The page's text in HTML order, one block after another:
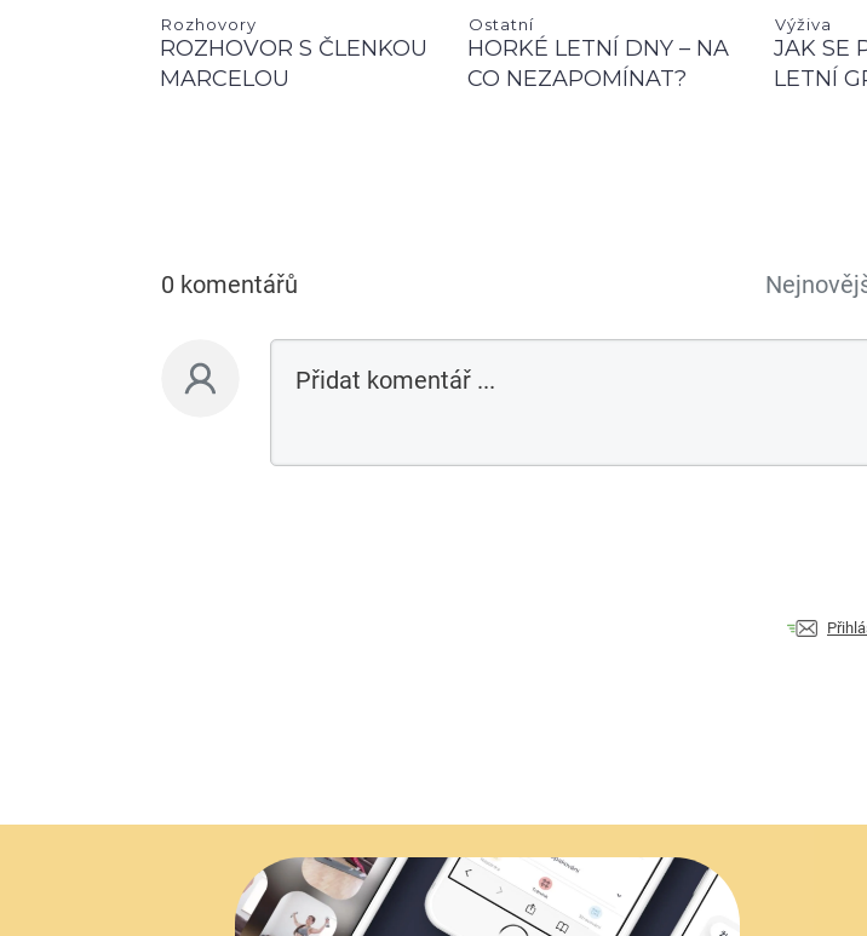
Rozhovory
ROZHOVOR S ČLENKOU
MARCELOU
Ostatní
HORKÉ LETNÍ DNY – NA
CO NEZAPOMÍNAT?
Výživa
JAK SE
LETNÍ
0 komentářů